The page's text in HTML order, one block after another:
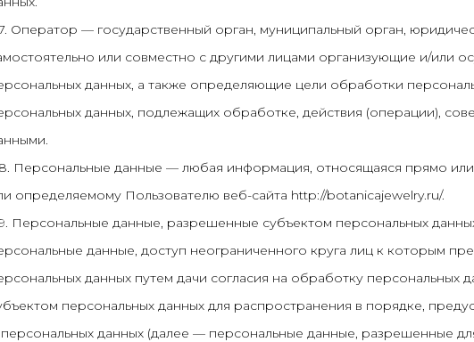
Оператор — государственный орган, муниципальный орган,
или совместно с другими лицами организующие и/или
данных, а также определяющие цели обработки
данных, подлежащих обработке, действия (операции),
Персональные данные — любая информация, относящаяся прямо
определяемому Пользователю веб-сайта http://botanicajewelry.ru/.
Персональные данные, разрешенные субъектом персональных
данные, доступ неограниченного круга лиц к которым
данных путем дачи согласия на обработку персональных
персональных данных для распространения в порядке,
данных (далее — персональные данные, разрешенные